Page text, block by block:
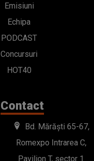
Emisiuni
Echipa
PODCAST
Concursuri
HOT40
Contact
Bd. Mărăști 65-67,
Romexpo Intrarea C,
Pavilion T, sector 1